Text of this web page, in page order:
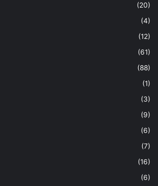
(20)
(4)
(12)
(61)
(88)
(1)
(3)
(9)
(6)
(7)
(16)
(6)